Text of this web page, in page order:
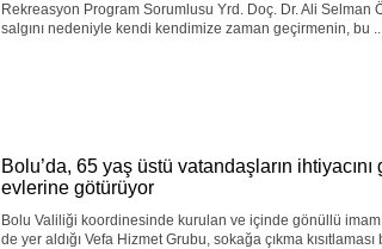
Rekreasyon Program Sorumlusu Yrd. Doç. Dr. Ali Selman
salgını nedeniyle kendi kendimize zaman geçirmenin, bu ..
Bolu’da, 65 yaş üstü vatandaşların
evlerine götürüyor
Bolu Valiliği koordinesinde kurulan ve içinde gönüllü
de yer aldığı Vefa Hizmet Grubu, sokağa çıkma